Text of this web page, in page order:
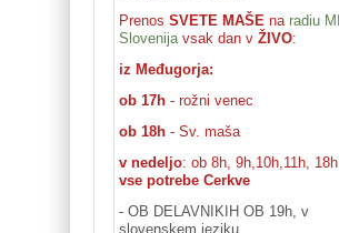
Prenos SVETE MAŠEna radiu
Slovenijavsak dan vŽIVO:
iz Međugorja:
ob 17h- rožni venec
ob 18h- Sv. maša
v nedeljo: ob 8h, 9h,10h,11h, 18h
vse potrebe Cerkve
- OB DELAVNIKIH OB 19h, v
slovenskem jeziku